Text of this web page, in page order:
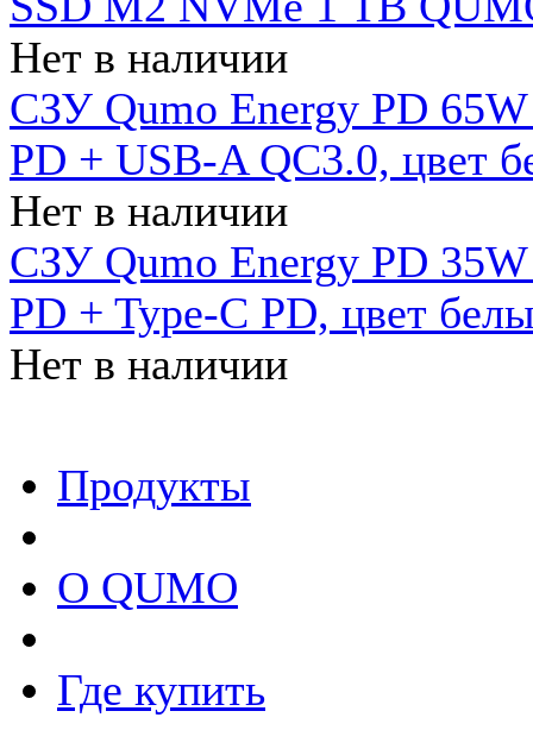
Нет в наличии
СЗУ Qumo Energy PD
PD + USB-A QC3.0, цвет
Нет в наличии
СЗУ Qumo Energy PD
PD + Type-C PD, цвет
Нет в наличии
Продукты
О QUMO
Где купить